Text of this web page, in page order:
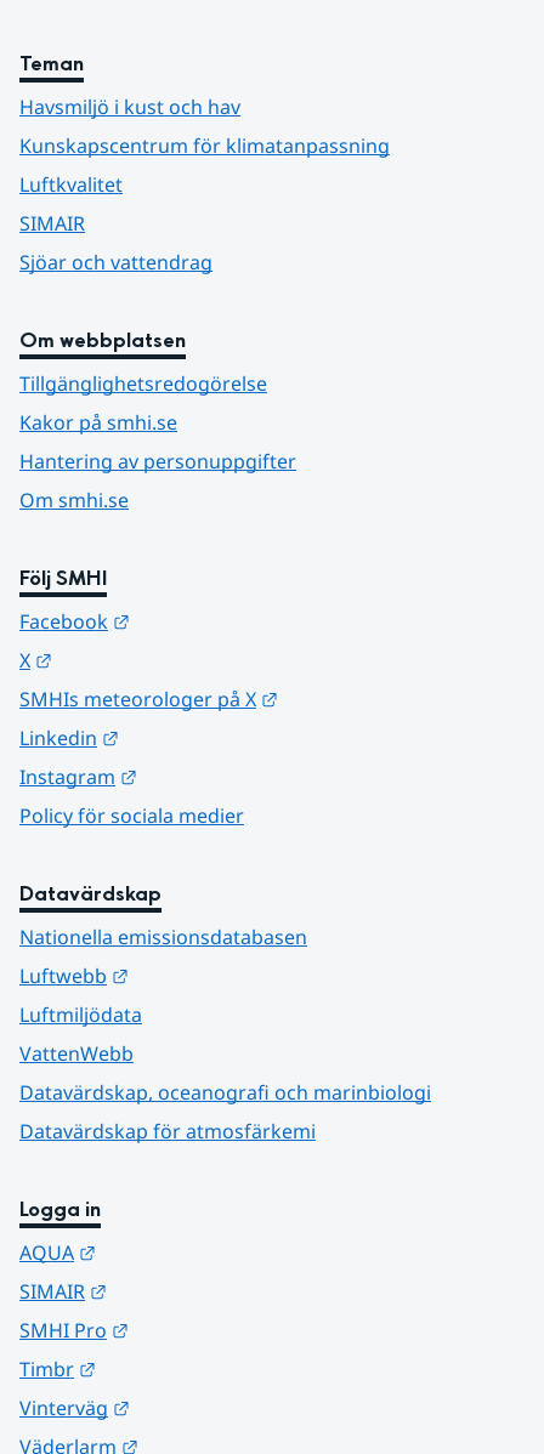
Teman
Havsmiljö i kust och hav
Kunskapscentrum för klimatanpassning
Luftkvalitet
SIMAIR
Sjöar och vattendrag
Om webbplatsen
Tillgänglighetsredogörelse
Kakor på smhi.se
Hantering av personuppgifter
Om smhi.se
Följ SMHI
Facebook
X
SMHIs meteorologer på X
Linkedin
Instagram
Policy för sociala medier
Datavärdskap
Nationella emissionsdatabasen
Luftwebb
Luftmiljödata
VattenWebb
Datavärdskap, oceanografi och marinbiologi
Datavärdskap för atmosfärkemi
Logga in
AQUA
SIMAIR
SMHI Pro
Timbr
Vinterväg
Väderlarm